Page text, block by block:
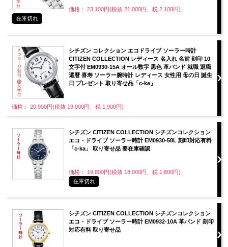
価格： 23,100円(税抜 21,000円、税 2,100円)
在庫切れ
シチズン コレクション エコドライブ ソーラー時計
CITIZEN COLLECTION レディース 名入れ 名前 刻印 10
文字付 EM0930-15A オール数字 黒色 革バンド 就職 退職
還暦 喜寿 ソーラー腕時計 レディース 女性用 母の日 誕生
日 プレゼント 取り寄せ品「c-ka」
価格： 20,900円(税抜 19,000円、税 1,900円)
シチズン CITIZEN COLLECTION シチズンコレクション
エコ・ドライブ ソーラー時計 EM0930-58L 刻印対応有料
「c-ka」 取り寄せ品 要在庫確認
価格： 19,800円(税抜 18,000円、税 1,800円)
在庫切れ
シチズン CITIZEN COLLECTION シチズンコレクション
エコ・ドライブ ソーラー時計 EM0932-10A 革バンド 刻印
対応有料 取り寄せ品